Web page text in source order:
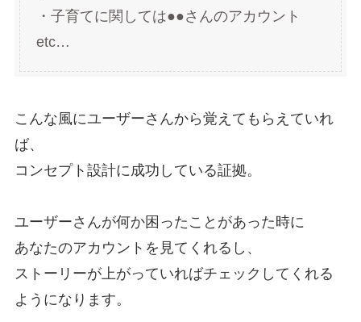
・子育てに関しては●●さんのアカウント
etc…
こんな風にユーザーさんから覚えてもらえていれ
ば、
コンセプト設計に成功している証拠。
ユーザーさんが何か困ったことがあった時に
あなたのアカウントを見てくれるし、
ストーリーが上がっていればチェックしてくれる
ようになります。